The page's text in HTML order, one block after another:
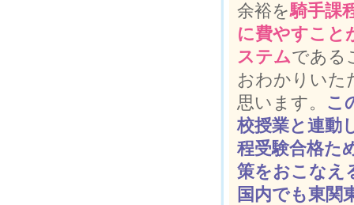
余裕を騎手課
に費やすこと
ステムである
おわかりいた
思います。 こ
校授業と連動
程受験合格た
策をおこなえ
国内でも東関